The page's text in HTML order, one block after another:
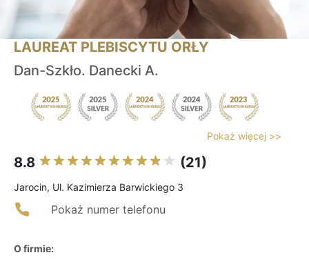
LAUREAT PLEBISCYTU ORŁY
Dan-Szkło. Danecki A.
Pokaż więcej >>
8.8 (21)
Jarocin, Ul. Kazimierza Barwickiego 3
Pokaż numer telefonu
O firmie: